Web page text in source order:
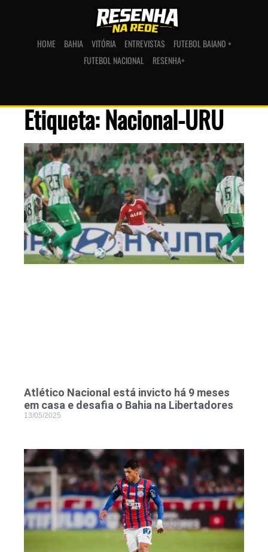
HOME BAHIA VITÓRIA ENTREVISTAS
FUTEBOL BAIANO +
FUTEBOL NACIONAL
RESENHA+
Etiqueta: Nacional-URU
Atlético Nacional está invicto há 9 meses
em casa e desafia o Bahia na Libertadores
13/05/2025